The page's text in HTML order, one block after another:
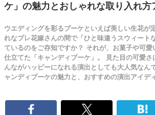
ケ」の魅力とおしゃれな取り入れ方
ウエディングを彩るブーケといえば美しい生花が
れなプレ花嫁さんの間で「ひと味違うスウィート
ているのをご存知ですか？ それが、お菓子や可
仕立てた「キャンディブーケ」。 見た目の可愛
んながハッピーになれる演出としても大人気なん
ャンディブーケの魅力と、おすすめの演出アイデ